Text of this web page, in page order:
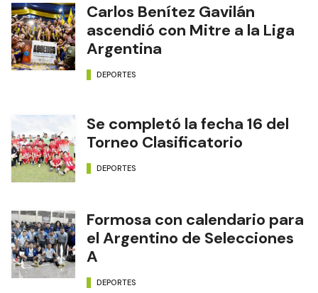
Carlos Benítez Gavilán
ascendió con Mitre a la Liga
Argentina
DEPORTES
Se completó la fecha 16 del
Torneo Clasificatorio
DEPORTES
Formosa con calendario para
el Argentino de Selecciones
A
DEPORTES